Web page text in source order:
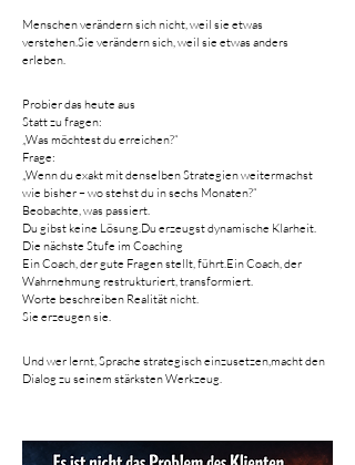
Menschen verändern sich nicht, weil sie etwas
verstehen.Sie verändern sich, weil sie etwas anders
erleben.
Probier das heute aus
Statt zu fragen:
„Was möchtest du erreichen?“
Frage:
„Wenn du exakt mit denselben Strategien weitermachst
wie bisher – wo stehst du in sechs Monaten?“
Beobachte, was passiert.
Du gibst keine Lösung.Du erzeugst dynamische Klarheit.
Die nächste Stufe im Coaching
Ein Coach, der gute Fragen stellt, führt.Ein Coach, der
Wahrnehmung restrukturiert, transformiert.
Worte beschreiben Realität nicht.
Sie erzeugen sie.
Und wer lernt, Sprache strategisch einzusetzen,macht den
Dialog zu seinem stärksten Werkzeug.